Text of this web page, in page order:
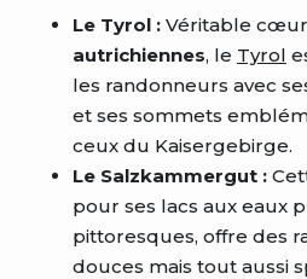
Le Tyrol : Véritable
autrichiennes, le Tyrol
les randonneurs avec
et ses sommets
ceux du Kaisergebirge.
Le Salzkammergut :
pour ses lacs aux eaux
pittoresques, offre des
douces mais tout aussi